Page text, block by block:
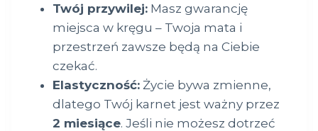
Twój przywilej: Masz gwarancję
miejsca w kręgu – Twoja mata i
przestrzeń zawsze będą na Ciebie
czekać.
Elastyczność: Życie bywa zmienne,
dlatego Twój karnet jest ważny przez
2 miesiące. Jeśli nie możesz dotrzeć